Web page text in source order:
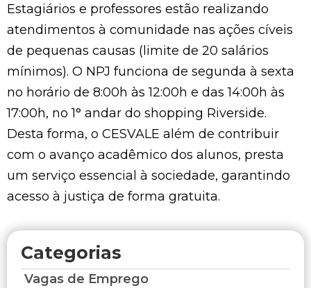
Estagiários e professores estão realizando
atendimentos à comunidade nas ações cíveis
de pequenas causas (limite de 20 salários
mínimos). O NPJ funciona de segunda à sexta
no horário de 8:00h às 12:00h e das 14:00h às
17:00h, no 1° andar do shopping Riverside.
Desta forma, o CESVALE além de contribuir
com o avanço acadêmico dos alunos, presta
um serviço essencial à sociedade, garantindo
acesso à justiça de forma gratuita.
Categorias
Vagas de Emprego